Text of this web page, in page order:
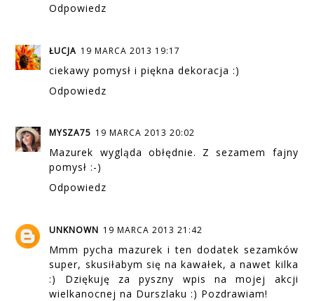
Odpowiedz
ŁUCJA 19 MARCA 2013 19:17
ciekawy pomysł i piękna dekoracja :)
Odpowiedz
MYSZA75 19 MARCA 2013 20:02
Mazurek wygląda obłędnie. Z sezamem fajny
pomysł :-)
Odpowiedz
UNKNOWN 19 MARCA 2013 21:42
Mmm pycha mazurek i ten dodatek sezamków
super, skusiłabym się na kawałek, a nawet kilka
:) Dziękuję za pyszny wpis na mojej akcji
wielkanocnej na Durszlaku :) Pozdrawiam!